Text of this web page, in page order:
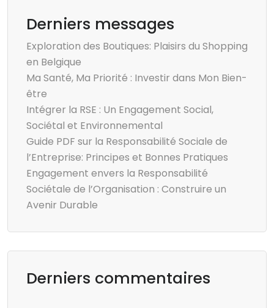
Derniers messages
Exploration des Boutiques: Plaisirs du Shopping
en Belgique
Ma Santé, Ma Priorité : Investir dans Mon Bien-
être
Intégrer la RSE : Un Engagement Social,
Sociétal et Environnemental
Guide PDF sur la Responsabilité Sociale de
l’Entreprise: Principes et Bonnes Pratiques
Engagement envers la Responsabilité
Sociétale de l’Organisation : Construire un
Avenir Durable
Derniers commentaires